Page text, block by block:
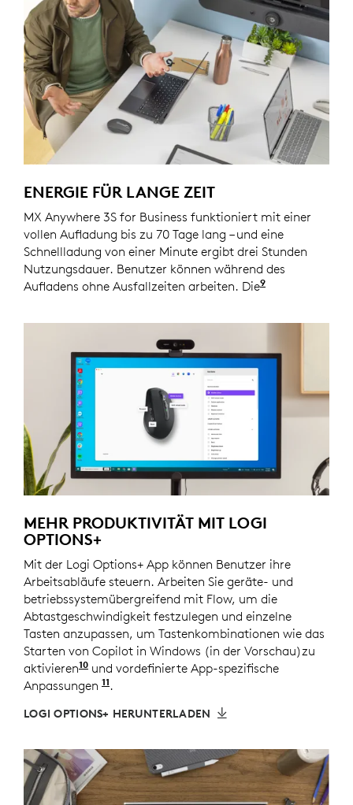
ENERGIE FÜR LANGE ZEIT
MX Anywhere 3S for Business funktioniert mit einer
vollen Aufladung bis zu 70 Tage lang – und eine
Schnellladung von einer Minute ergibt drei Stunden
Nutzungsdauer. Benutzer können während des
Aufladens ohne Ausfallzeiten arbeiten. Die9
MEHR PRODUKTIVITÄT MIT LOGI
OPTIONS+
Mit der Logi Options+ App können Benutzer ihre
Arbeitsabläufe steuern. Arbeiten Sie geräte- und
betriebssystemübergreifend mit Flow, um die
Abtastgeschwindigkeit festzulegen und einzelne
Tasten anzupassen, um Tastenkombinationen wie das
Starten von Copilot in Windows (in der Vorschau)zu
aktivieren10 Copilot in Windows (in der Vorschau) ist
und vordefinierte App-spezifische
Anpassungen 11 verwendenErfordert die Logi
.
LOGI OPTIONS+ HERUNTERLADEN